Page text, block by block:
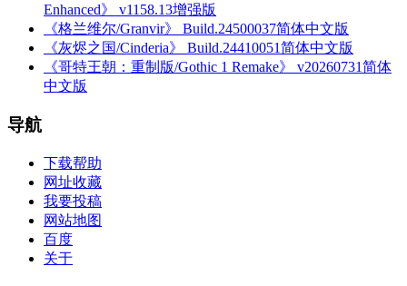
Enhanced》 v1158.13增强版
《格兰维尔/Granvir》 Build.24500037简体中文版
《灰烬之国/Cinderia》 Build.24410051简体中文版
《哥特王朝：重制版/Gothic 1 Remake》 v20260731简体
中文版
导航
下载帮助
网址收藏
我要投稿
网站地图
百度
关于